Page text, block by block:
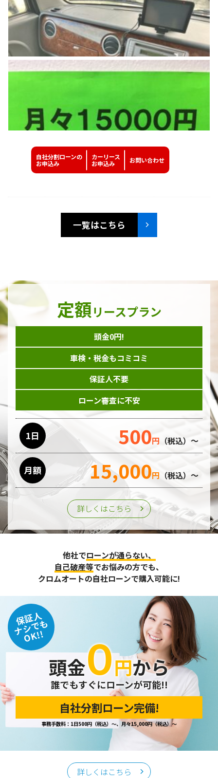
自社分割ローンの
お申込み
カーリース
お申込み
お問い合わせ
一覧はこちら
定額リースプラン
頭金0円!
車検・税金もコミコミ
保証人不要
ローン審査に不安
1日 500円 （税込）～
月額 15,000円 （税込）～
詳しくはこちら
他社でローンが通らない、
自己破産等でお悩みの方でも、
クロムオートの自社ローンで購入可能に!
保証人
ナシでも
OK!!
頭金０円から
誰でもすぐにローンが可能!!
自社分割ローン完備!
事務手数料：1日500円（税込）～、月々15,000円（税込）～
詳しくはこちら